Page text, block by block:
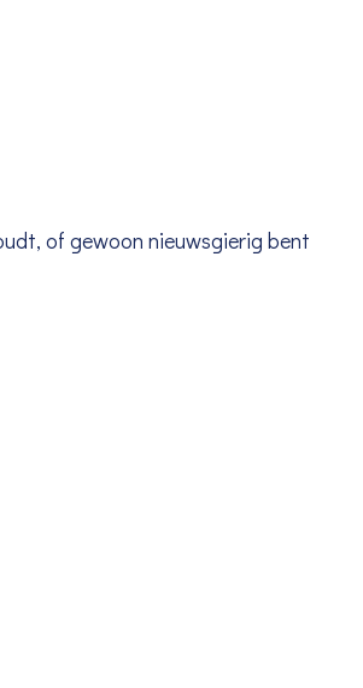
of gewoon nieuwsgierig bent